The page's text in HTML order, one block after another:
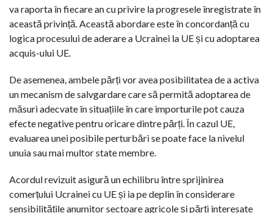
va raporta în fiecare an cu privire la progresele înregistrate în
această privință. Această abordare este în concordanță cu
logica procesului de aderare a Ucrainei la UE și cu adoptarea
acquis-ului UE.
De asemenea, ambele părți vor avea posibilitatea de a activa
un mecanism de salvgardare care să permită adoptarea de
măsuri adecvate în situațiile în care importurile pot cauza
efecte negative pentru oricare dintre părți. În cazul UE,
evaluarea unei posibile perturbări se poate face la nivelul
unuia sau mai multor state membre.
Acordul revizuit asigură un echilibru între sprijinirea
comerțului Ucrainei cu UE și ia pe deplin în considerare
sensibilitățile anumitor sectoare agricole și părți interesate